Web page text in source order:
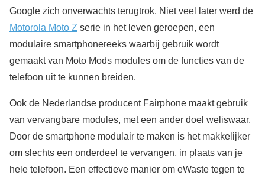
Google zich onverwachts terugtrok. Niet veel later werd de
Motorola Moto Z serie in het leven geroepen, een
modulaire smartphonereeks waarbij gebruik wordt
gemaakt van Moto Mods modules om de functies van de
telefoon uit te kunnen breiden.
Ook de Nederlandse producent Fairphone maakt gebruik
van vervangbare modules, met een ander doel weliswaar.
Door de smartphone modulair te maken is het makkelijker
om slechts een onderdeel te vervangen, in plaats van je
hele telefoon. Een effectieve manier om eWaste tegen te